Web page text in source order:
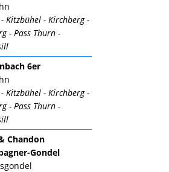
Kitzbühel - Kirchberg -
- Pass Thurn -
6er
Kitzbühel - Kirchberg -
- Pass Thurn -
Chandon
Gondel